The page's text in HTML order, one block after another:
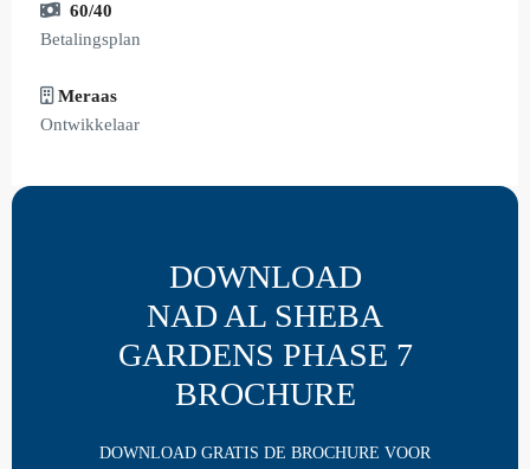
60/40
Betalingsplan
Meraas
Ontwikkelaar
DOWNLOAD
NAD AL SHEBA
GARDENS PHASE 7
BROCHURE
DOWNLOAD GRATIS DE BROCHURE VOOR